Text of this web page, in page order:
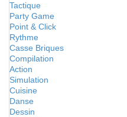
Tactique
Party Game
Point & Click
Rythme
Casse Briques
Compilation
Action
Simulation
Cuisine
Danse
Dessin